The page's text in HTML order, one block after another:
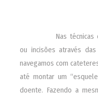
Nas técnicas
ou incisões através
navegamos com
até montar um
doente. Fazendo a